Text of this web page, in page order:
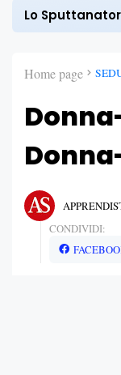
Lo
Home page
CONDIVIDI: